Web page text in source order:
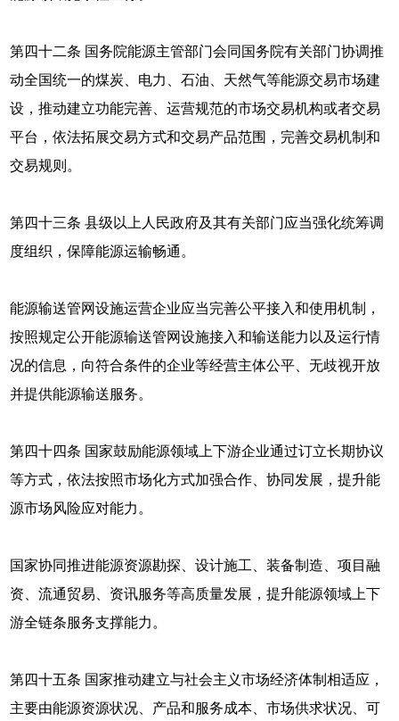
第四十二条 国务院能源主管部门会同国务院有关部门协调推
动全国统一的煤炭、电力、石油、天然气等能源交易市场建
设，推动建立功能完善、运营规范的市场交易机构或者交易
平台，依法拓展交易方式和交易产品范围，完善交易机制和
交易规则。
第四十三条 县级以上人民政府及其有关部门应当强化统筹调
度组织，保障能源运输畅通。
能源输送管网设施运营企业应当完善公平接入和使用机制，
按照规定公开能源输送管网设施接入和输送能力以及运行情
况的信息，向符合条件的企业等经营主体公平、无歧视开放
并提供能源输送服务。
第四十四条 国家鼓励能源领域上下游企业通过订立长期协议
等方式，依法按照市场化方式加强合作、协同发展，提升能
源市场风险应对能力。
国家协同推进能源资源勘探、设计施工、装备制造、项目融
资、流通贸易、资讯服务等高质量发展，提升能源领域上下
游全链条服务支撑能力。
第四十五条 国家推动建立与社会主义市场经济体制相适应，
主要由能源资源状况、产品和服务成本、市场供求状况、可